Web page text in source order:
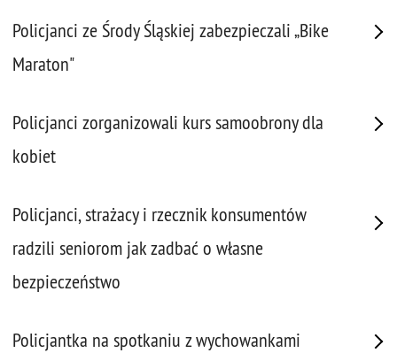
Policjanci ze Środy Śląskiej zabezpieczali „Bike
Maraton"
Policjanci zorganizowali kurs samoobrony dla
kobiet
Policjanci, strażacy i rzecznik konsumentów
radzili seniorom jak zadbać o własne
bezpieczeństwo
Policjantka na spotkaniu z wychowankami